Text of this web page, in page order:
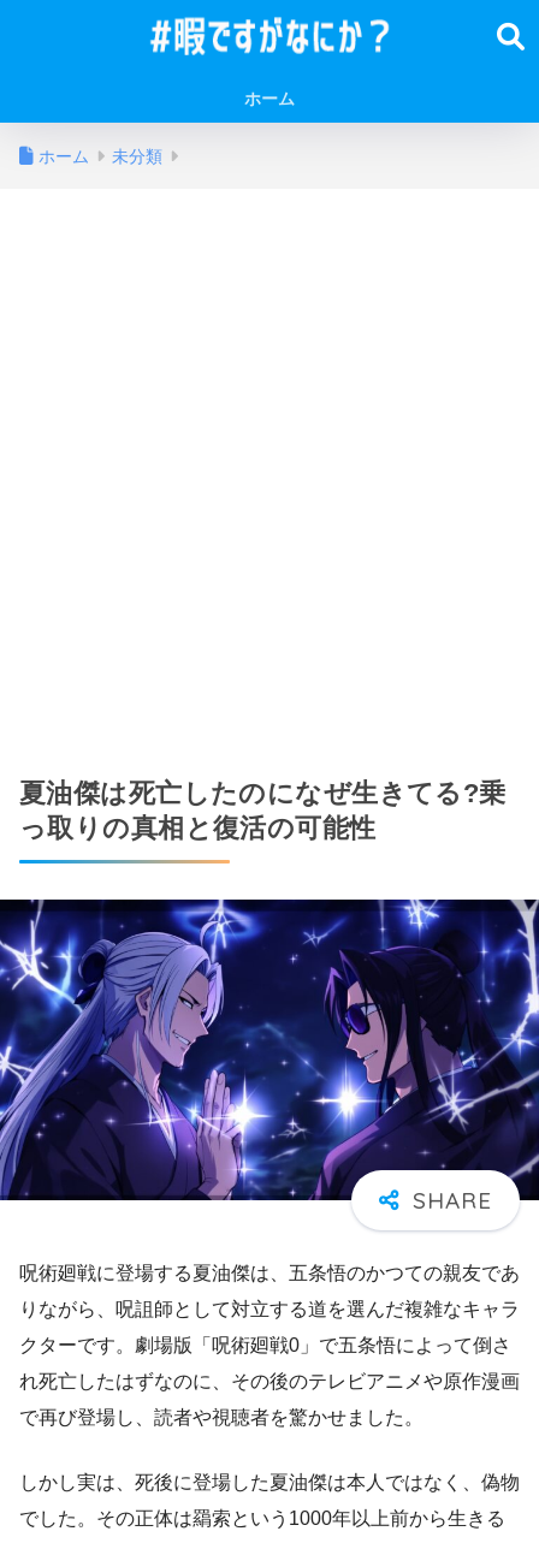
ホーム
ホーム 未分類
夏油傑は死亡したのになぜ生きてる?乗
っ取りの真相と復活の可能性
呪術廻戦に登場する夏油傑は、五条悟のかつての親友であ
りながら、呪詛師として対立する道を選んだ複雑なキャラ
クターです。劇場版「呪術廻戦0」で五条悟によって倒さ
れ死亡したはずなのに、その後のテレビアニメや原作漫画
で再び登場し、読者や視聴者を驚かせました。
しかし実は、死後に登場した夏油傑は本人ではなく、偽物
でした。その正体は羂索という1000年以上前から生きる